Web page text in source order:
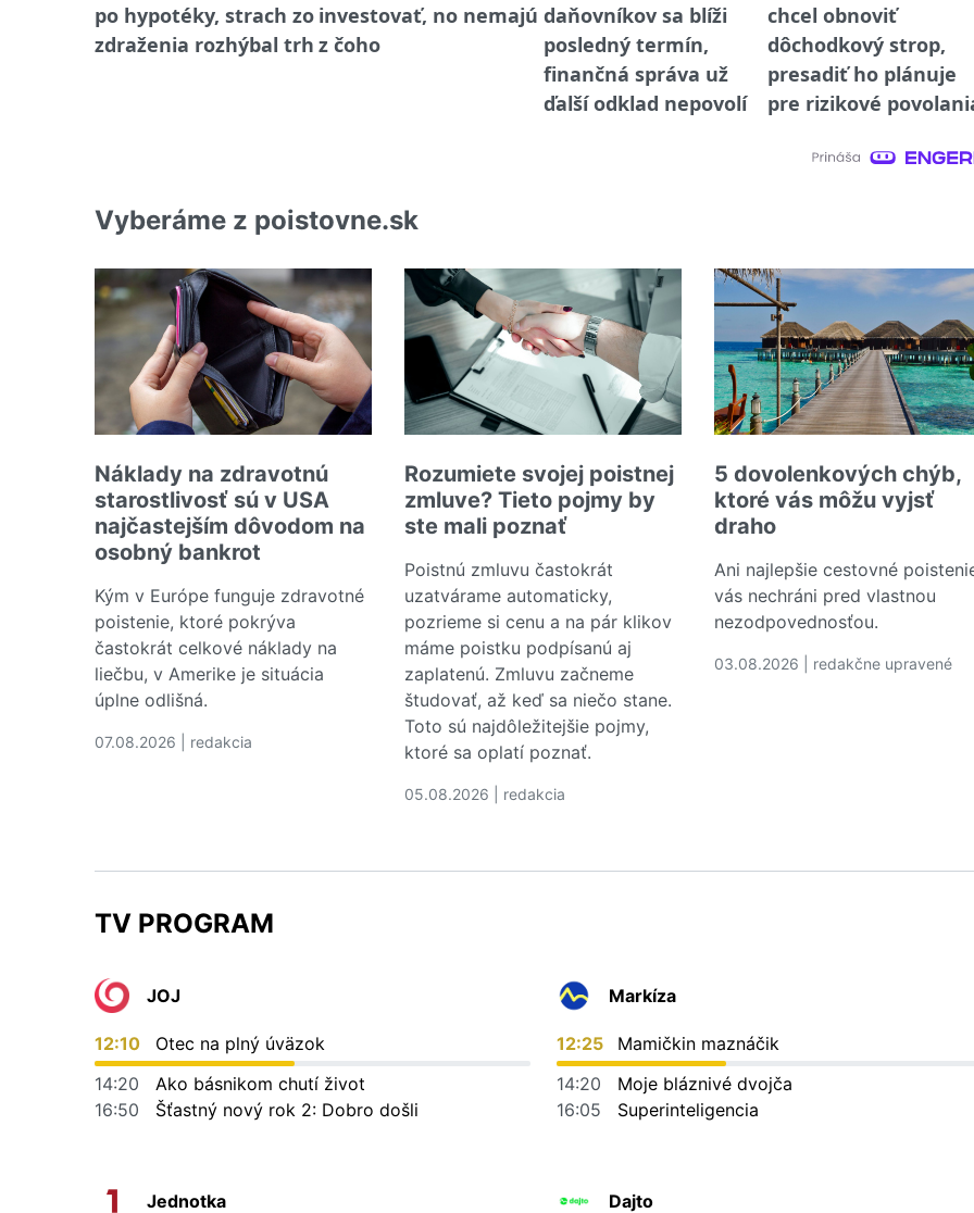
po hypotéky, strach zo
zdraženia rozhýbal trh
investovať, no nemajú
z čoho
daňovníkov sa blíži
posledný termín,
finančná správa už
ďalší odklad nepovolí
chcel obnoviť
dôchodkový strop,
presadiť ho plánuje
pre rizikové
Vyberáme z poistovne.sk
Náklady na zdravotnú
starostlivosť sú v USA
najčastejším dôvodom na
osobný bankrot
Kým v Európe funguje zdravotné
poistenie, ktoré pokrýva
častokrát celkové náklady na
liečbu, v Amerike je situácia
úplne odlišná.
07.08.2026 | redakcia
Čítať viac o Náklady na zdravotnú starostlivosť sú v USA najčastejším dôvodom na osobný bankrot
Rozumiete svojej poistnej
zmluve? Tieto pojmy by
ste mali poznať
Poistnú zmluvu častokrát
uzatvárame automaticky,
pozrieme si cenu a na pár klikov
máme poistku podpísanú aj
zaplatenú. Zmluvu začneme
študovať, až keď sa niečo stane.
Toto sú najdôležitejšie pojmy,
ktoré sa oplatí poznať.
05.08.2026 | redakcia
5 dovolenkových chýb,
ktoré vás môžu vyjsť
draho
Ani najlepšie cestovné
vás nechráni pred vlastnou
nezodpovednosťou.
03.08.2026 | redakčne upravené
TV PROGRAM
JOJ
12:10
Otec na plný úväzok
14:20
Ako básnikom chutí život
16:50
Šťastný nový rok 2: Dobro došli
Markíza
12:25
Mamičkin maznáčik
14:20
Moje bláznivé dvojča
16:05
Superinteligencia
Jednotka Dajto